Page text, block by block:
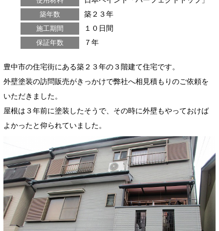
築年数 築２３年
施工期間 １０日間
保証年数 ７年
豊中市の住宅街にある築２３年の３階建て住宅です。
外壁塗装の訪問販売がきっかけで弊社へ相見積もりのご依頼を
いただきました。
屋根は３年前に塗装したそうで、その時に外壁もやっておけば
よかったと仰られていました。